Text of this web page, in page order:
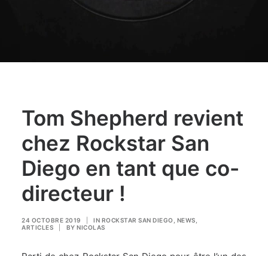
Tom Shepherd revient
chez Rockstar San
Diego en tant que co-
directeur !
24 OCTOBRE 2019 IN ROCKSTAR SAN DIEGO NEWS
ARTICLES
BY NICOLAS